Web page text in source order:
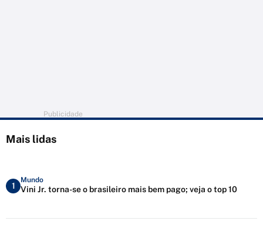
Publicidade
Mais lidas
1
Mundo
Vini Jr. torna-se o brasileiro mais bem pago; veja o top 10